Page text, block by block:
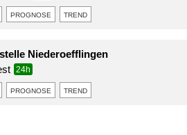
prognose trend
Niederoefflingen
24h
prognose trend